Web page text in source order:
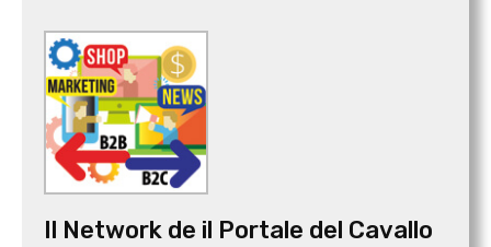
Il Network de il Portale del Cavallo